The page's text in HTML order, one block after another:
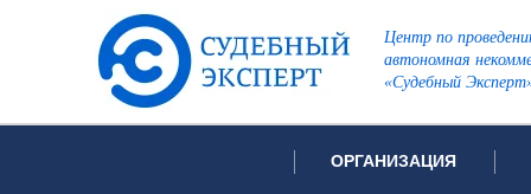
Центр по
автономная
«Судебный
ОРГАНИЗАЦИЯ